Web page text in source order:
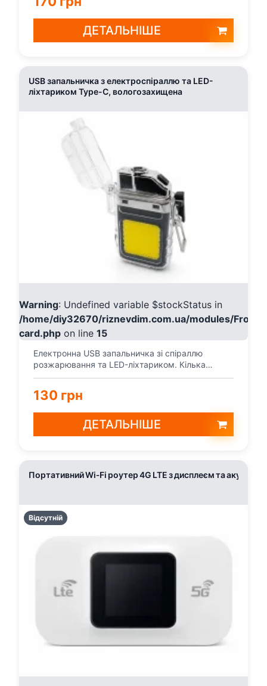
ДЕТАЛЬНІШЕ
USB запальничка з електроспіраллю та LED-
ліхтариком Type-C, вологозахищена
Warning: Undefined variable $stockStatus in
/home/diy32670/riznevdim.com.ua/modules/
card.php on line 15
Електронна USB запальничка зі спіраллю
розжарювання та LED-ліхтариком. Кілька
режимів освітлення, за...
130 грн
ДЕТАЛЬНІШЕ
Портативний Wi‑Fi роутер 4G LTE з дисплеєм та
Відсутній